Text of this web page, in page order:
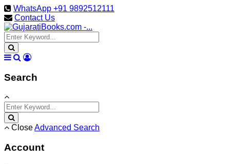
WhatsApp +91 9892512111
Contact Us
Search
CloseAdvanced Search
Account